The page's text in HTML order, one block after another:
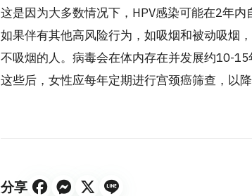
这是因为大多数情况下，HPV感染可能在2年
如果伴有其他高风险行为，如吸烟和被动吸烟
不吸烟的人。病毒会在体内存在并发展约10-
这些后，女性应每年定期进行宫颈癌筛查，以
分享